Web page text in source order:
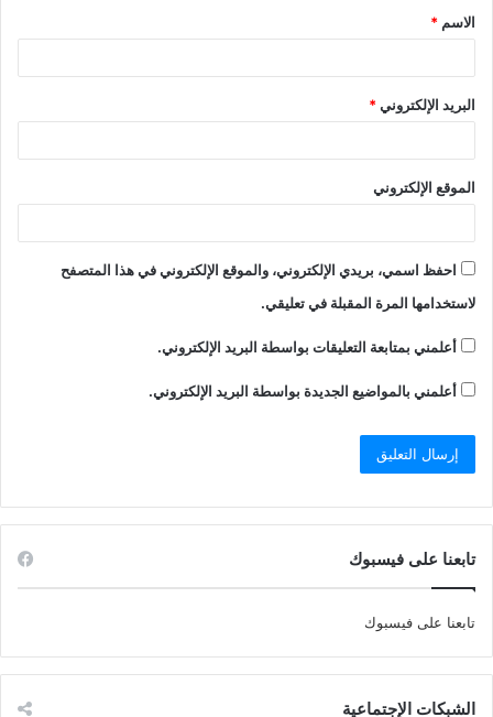
الاسم *
البريد الإلكتروني*
الموقع الإلكتروني
احفظ اسمي، بريدي الإلكتروني، والموقع الإلكتروني في هذا المتصفح
لاستخدامها المرة المقبلة في تعليقي.
أعلمني بمتابعة التعليقات بواسطة البريد الإلكتروني.
أعلمني بالمواضيع الجديدة بواسطة البريد الإلكتروني.
تابعنا على فيسبوك
تابعنا على فيسبوك
الشبكات الإجتماعية